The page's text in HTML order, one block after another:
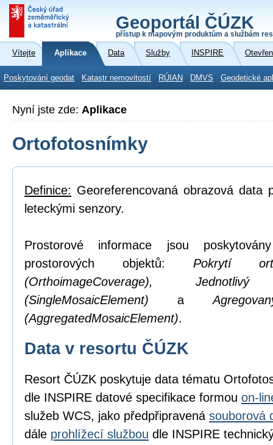
Geoportál ČÚZK
přístup k mapovým produktům a službám
Vítejte Aplikace Data Služby INSPIRE
Poskytování geodat Katastr nemovitostí RÚIAN DMVS Geodetické
Nyní jste zde: Aplikace
Ortofotosnímky
Definice: Georeferencovaná obrazová data
leteckými senzory.
Prostorové informace jsou
prostorových objektů: Pokrytí
(OrthoimageCoverage),
(SingleMosaicElement) a
(AggregatedMosaicElement).
Data v resortu ČÚZK
Resort ČÚZK poskytuje data tématu
dle INSPIRE datové specifikace formou on-
služeb WCS, jako předpřipravená souborová
dále prohlížecí službou dle INSPIRE